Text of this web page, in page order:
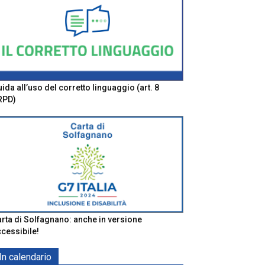
all’uso del corretto linguaggio (art. 8
di Solfagnano: anche in versione
In calendario